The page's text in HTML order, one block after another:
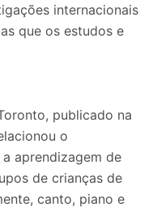
internacionais
que os estudos e
publicado na
o
aprendizagem de
de crianças de
canto, piano e